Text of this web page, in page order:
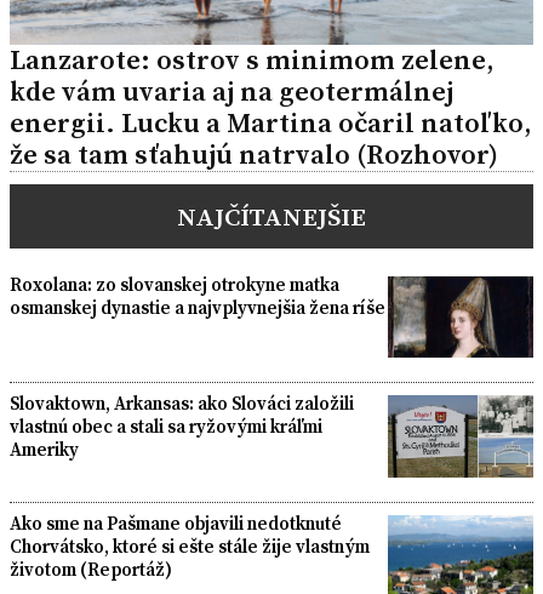
Lanzarote: ostrov s minimom zelene,
kde vám uvaria aj na geotermálnej
energii. Lucku a Martina očaril natoľko,
že sa tam sťahujú natrvalo (Rozhovor)
NAJČÍTANEJŠIE
Roxolana: zo slovanskej otrokyne matka
osmanskej dynastie a najvplyvnejšia žena ríše
Slovaktown, Arkansas: ako Slováci založili
vlastnú obec a stali sa ryžovými kráľmi
Ameriky
Ako sme na Pašmane objavili nedotknuté
Chorvátsko, ktoré si ešte stále žije vlastným
životom (Reportáž)